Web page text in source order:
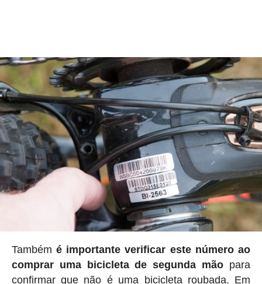
Também é importante verificar este número ao
comprar uma bicicleta de segunda mão para
confirmar que não é uma bicicleta roubada. Em